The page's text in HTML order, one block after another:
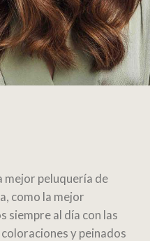
mejor peluquería de
como la mejor
siempre al día con las
y peinados